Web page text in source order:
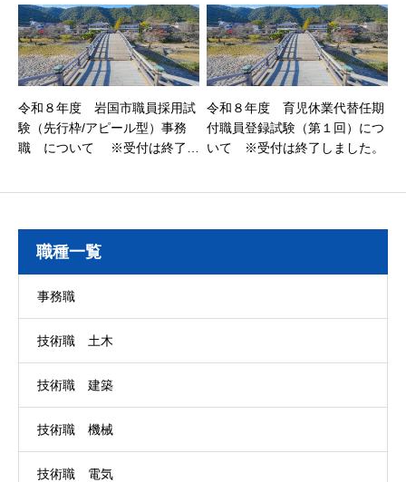
令和８年度 岩国市職員採用試
験（先行枠/アピール型）事務
職 について ※受付は終了し
令和８年度 育児休業代替任期
付職員登録試験（第１回）につ
いて ※受付は終了しました。
職種一覧
事務職
技術職 土木
技術職 建築
技術職 機械
技術職 電気